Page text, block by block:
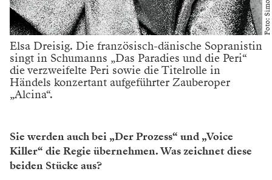
Elsa Dreisig. Die französisch-dänische Sopranistin
singt in Schumanns „Das Paradies und die Peri“
die verzweifelte Peri sowie die Titelrolle in
Händels konzertant aufgeführter Zauberoper
„Alcina“.
Sie werden auch bei „Der Prozess“ und „Voice
Killer“ die Regie übernehmen. Was zeichnet diese
beiden Stücke aus?